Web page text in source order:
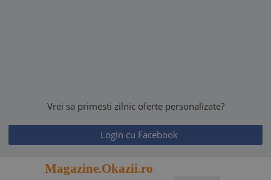
Vrei sa primesti zilnic oferte personalizate?
Login cu Facebook
Magazine.Okazii.ro